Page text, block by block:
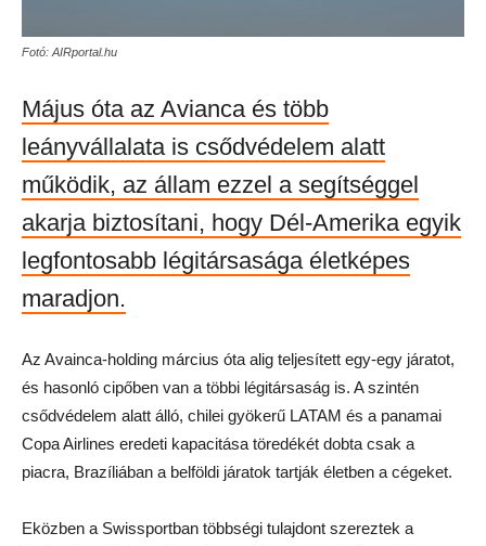
Fotó: AIRportal.hu
Május óta az Avianca és több
leányvállalata is csődvédelem alatt
működik, az állam ezzel a segítséggel
akarja biztosítani, hogy Dél-Amerika egyik
legfontosabb légitársasága életképes
maradjon.
Az Avainca-holding március óta alig teljesített egy-egy járatot,
és hasonló cipőben van a többi légitársaság is. A szintén
csődvédelem alatt álló, chilei gyökerű LATAM és a panamai
Copa Airlines eredeti kapacitása töredékét dobta csak a
piacra, Brazíliában a belföldi járatok tartják életben a cégeket.
Eközben a Swissportban többségi tulajdont szereztek a